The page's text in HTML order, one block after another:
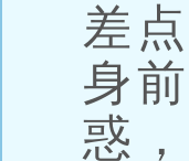
差
身
惑